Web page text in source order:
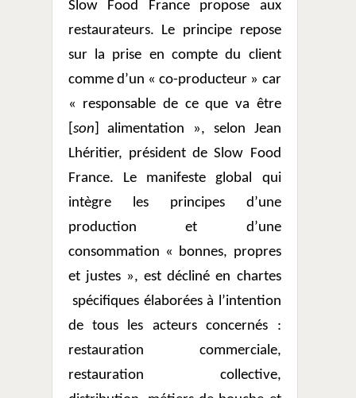
Slow Food France propose aux
restaurateurs. Le principe repose
sur la prise en compte du client
comme d’un « co-producteur » car
« responsable de ce que va être
son ] alimentation », selon Jean
Lhéritier, président de Slow Food
France. Le manifeste global qui
intègre les principes d’une
production et d’une
consommation « bonnes, propres
et justes », est décliné en chartes
spécifiques élaborées à l’intention
de tous les acteurs concernés :
restauration commerciale,
restauration collective,